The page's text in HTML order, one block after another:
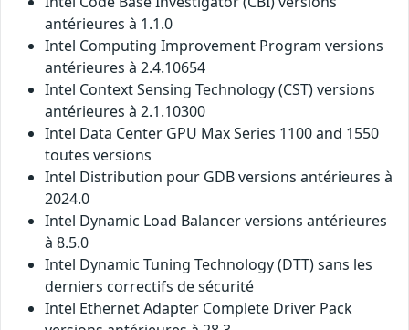
antérieures à 1.1.0
Intel Computing Improvement Program versions
antérieures à 2.4.10654
Intel Context Sensing Technology (CST) versions
antérieures à 2.1.10300
Intel Data Center GPU Max Series 1100 and 1550
toutes versions
Intel Distribution pour GDB versions antérieures à
2024.0
Intel Dynamic Load Balancer versions antérieures
à 8.5.0
Intel Dynamic Tuning Technology (DTT) sans les
derniers correctifs de sécurité
Intel Ethernet Adapter Complete Driver Pack